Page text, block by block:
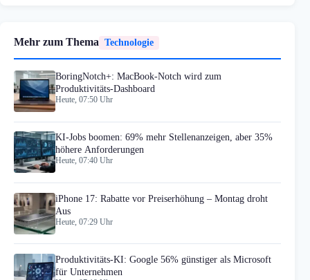
Mehr zum Thema Technologie
BoringNotch+: MacBook-Notch wird zum
Produktivitäts-Dashboard
Heute, 07:50 Uhr
KI-Jobs boomen: 69% mehr Stellenanzeigen, aber 35%
höhere Anforderungen
Heute, 07:40 Uhr
iPhone 17: Rabatte vor Preiserhöhung – Montag droht
Aus
Heute, 07:29 Uhr
Produktivitäts-KI: Google 56% günstiger als Microsoft
für Unternehmen